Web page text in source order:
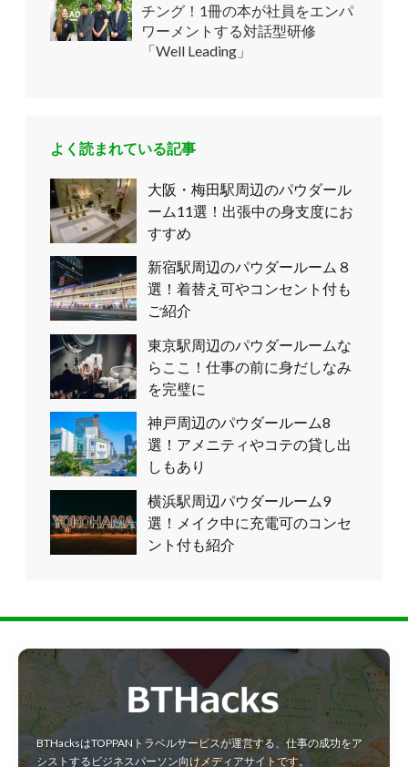
チング！1冊の本が社員をエンパ
ワーメントする対話型研修
「Well Leading」
よく読まれている記事
大阪・梅田駅周辺のパウダール
ーム11選！出張中の身支度にお
すすめ
新宿駅周辺のパウダールーム８
選！着替え可やコンセント付も
ご紹介
東京駅周辺のパウダールームな
らここ！仕事の前に身だしなみ
を完璧に
神戸周辺のパウダールーム8
選！アメニティやコテの貸し出
しもあり
横浜駅周辺パウダールーム9
選！メイク中に充電可のコンセ
ント付も紹介
BTHacksはTOPPANトラベルサービスが運営する、仕事の成功をア
シストするビジネスパーソン向けメディアサイトです。